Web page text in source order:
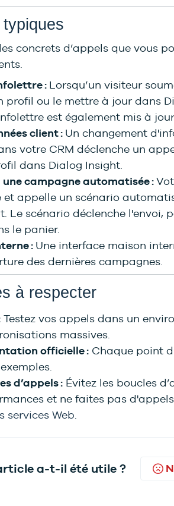
typiques
concrets d’appels que vous
: Lorsqu’un visiteur
profil ou le mettre à jour dans
est également mis à
client : Un changement
votre CRM déclenche un
dans Dialog Insight.
une campagne automatisée :
appelle un scénario
Le scénario déclenche l'envoi,
le panier.
: Une interface maison
des dernières campagnes.
à respecter
Testez vos appels dans un
massives.
officielle : Chaque point
d’appels : Évitez les boucles
et ne faites pas
services Web
a-t-il été utile ?